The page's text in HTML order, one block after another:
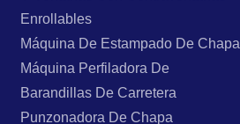
Enrollables
Máquina De Estampado De Chapa
Máquina Perfiladora De
Barandillas De Carretera
Punzonadora De Chapa